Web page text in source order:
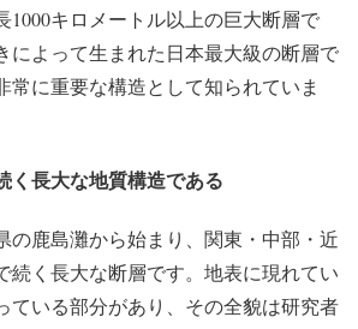
1000キロメートル以上の巨大断層で
によって生まれた日本最大級の断層で
常に重要な構造として知られていま
く長大な地質構造である
の鹿島灘から始まり、関東・中部・近
続く長大な断層です。地表に現れてい
ている部分があり、その全貌は研究者